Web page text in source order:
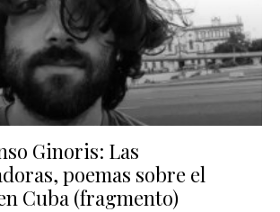
Ginoris: Las
poemas sobre el
Cuba (fragmento)